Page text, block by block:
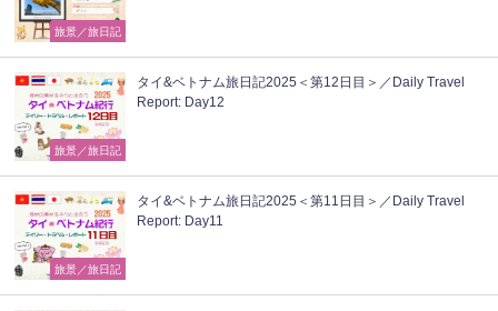
旅景／旅日記
旅景／旅日記
タイ&ベトナム旅日記2025＜第12日目＞／Daily Travel
Report: Day12
旅景／旅日記
タイ&ベトナム旅日記2025＜第11日目＞／Daily Travel
Report: Day11